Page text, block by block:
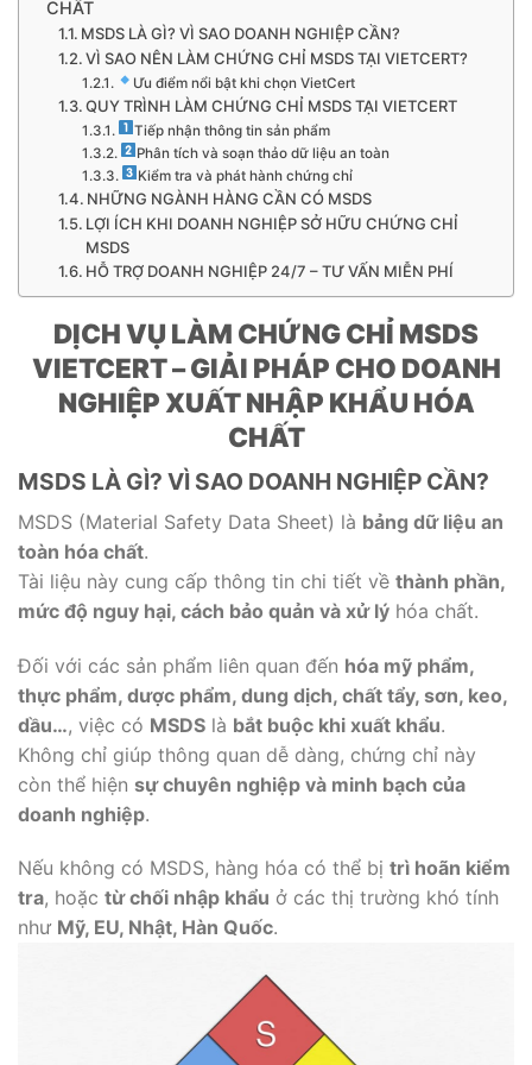
CHẤT
MSDS LÀ GÌ? VÌ SAO DOANH NGHIỆP CẦN?
VÌ SAO NÊN LÀM CHỨNG CHỈ MSDS TẠI VIETCERT?
Ưu điểm nổi bật khi chọn VietCert
QUY TRÌNH LÀM CHỨNG CHỈ MSDS TẠI VIETCERT
Tiếp nhận thông tin sản phẩm
Phân tích và soạn thảo dữ liệu an toàn
Kiểm tra và phát hành chứng chỉ
NHỮNG NGÀNH HÀNG CẦN CÓ MSDS
LỢI ÍCH KHI DOANH NGHIỆP SỞ HỮU CHỨNG CHỈ
MSDS
HỖ TRỢ DOANH NGHIỆP 24/7 – TƯ VẤN MIỄN PHÍ
DỊCH VỤ LÀM CHỨNG CHỈ MSDS
VIETCERT – GIẢI PHÁP CHO DOANH
NGHIỆP XUẤT NHẬP KHẨU HÓA
CHẤT
MSDS LÀ GÌ? VÌ SAO DOANH NGHIỆP CẦN?
MSDS (Material Safety Data Sheet) là bảng dữ liệu an
toàn hóa chất.
Tài liệu này cung cấp thông tin chi tiết về thành phần,
mức độ nguy hại, cách bảo quản và xử lý hóa chất.
Đối với các sản phẩm liên quan đến hóa mỹ phẩm,
thực phẩm, dược phẩm, dung dịch, chất tẩy, sơn, keo,
dầu…, việc có MSDS là bắt buộc khi xuất khẩu.
Không chỉ giúp thông quan dễ dàng, chứng chỉ này
còn thể hiện sự chuyên nghiệp và minh bạch của
doanh nghiệp.
Nếu không có MSDS, hàng hóa có thể bị trì hoãn kiểm
tra, hoặc từ chối nhập khẩu ở các thị trường khó tính
như Mỹ, EU, Nhật, Hàn Quốc.